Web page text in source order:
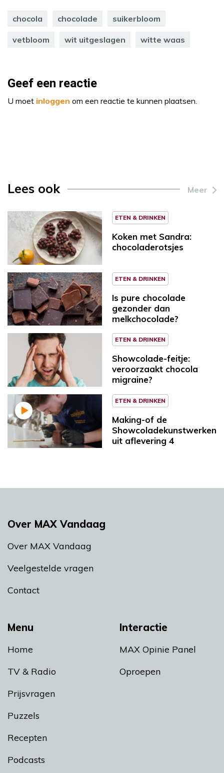
chocola chocolade suikerbloom
vetbloom wit uitgeslagen witte waas
Geef een reactie
U moet inloggen om een reactie te kunnen plaatsen.
Lees ook Meer
ETEN & DRINKEN
Koken met Sandra:
chocoladerotsjes
ETEN & DRINKEN
Is pure chocolade
gezonder dan
melkchocolade?
ETEN & DRINKEN
Showcolade-feitje:
veroorzaakt chocola
migraine?
ETEN & DRINKEN
Making-of de
Showcoladekunstwerken
uit aflevering 4
Menu
Home
TV & Radio
Prijsvragen
Puzzels
Recepten
Podcasts
Interactie
MAX Opinie Panel
Oproepen
Over MAX Vandaag
Over MAX Vandaag
Veelgestelde vragen
Contact